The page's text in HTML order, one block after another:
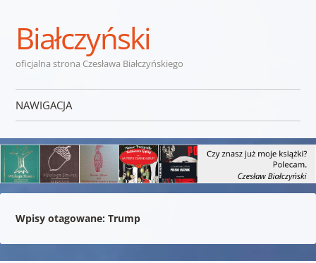
Białczyński
oficjalna strona Czesława Białczyńskiego
NAWIGACJA
Wpisy otagowane: Trump